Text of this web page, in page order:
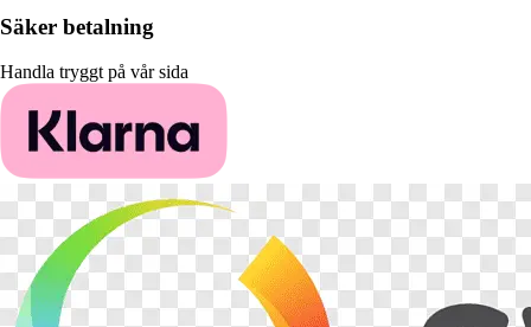
Säker betalning
Handla tryggt på vår sida